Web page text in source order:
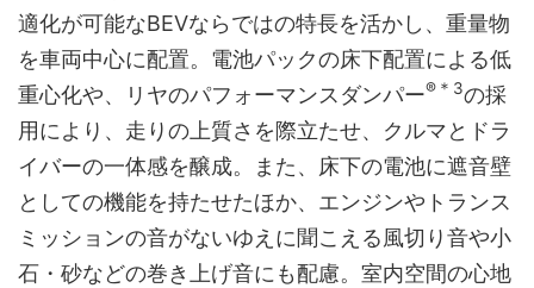
適化が可能なBEVならではの特長を活かし、重量物
を車両中心に配置。電池パックの床下配置による低
重心化や、リヤのパフォーマンスダンパー®＊3の採
用により、走りの上質さを際立たせ、クルマとドラ
イバーの一体感を醸成。また、床下の電池に遮音壁
としての機能を持たせたほか、エンジンやトランス
ミッションの音がないゆえに聞こえる風切り音や小
石・砂などの巻き上げ音にも配慮。室内空間の心地